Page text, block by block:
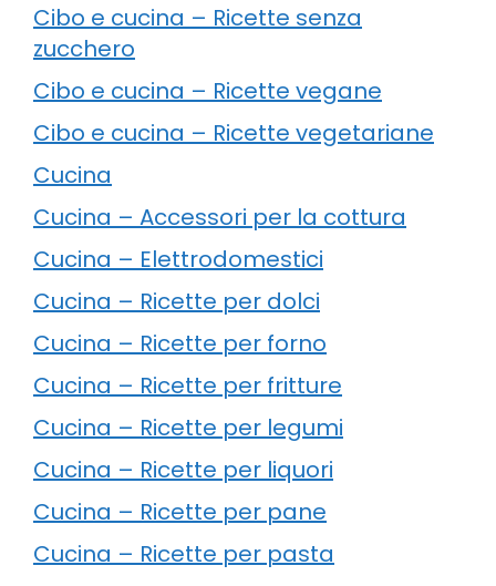
Cibo e cucina – Ricette senza
zucchero
Cibo e cucina – Ricette vegane
Cibo e cucina – Ricette vegetariane
Cucina
Cucina – Accessori per la cottura
Cucina – Elettrodomestici
Cucina – Ricette per dolci
Cucina – Ricette per forno
Cucina – Ricette per fritture
Cucina – Ricette per legumi
Cucina – Ricette per liquori
Cucina – Ricette per pane
Cucina – Ricette per pasta